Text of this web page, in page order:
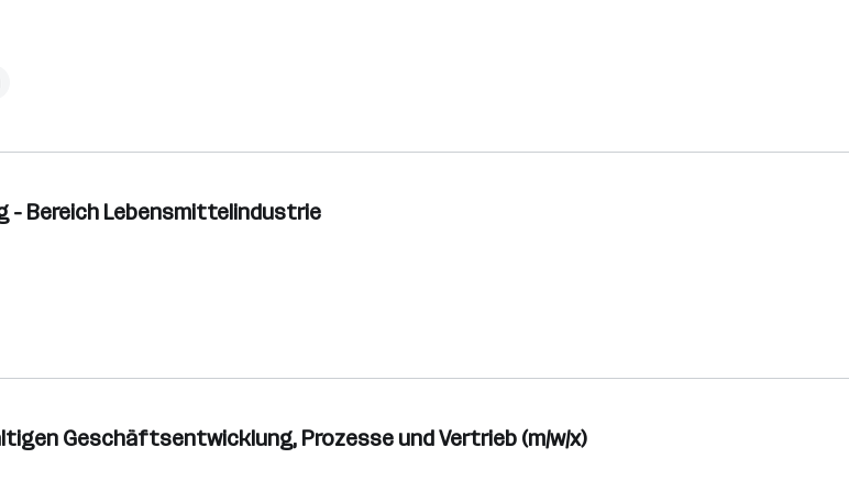
- Bereich Lebensmittelindustrie
Geschäftsentwicklung, Prozesse und Vertrieb (m/w/x)